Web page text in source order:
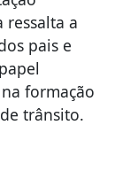
ressalta a
pais e
formação
trânsito.